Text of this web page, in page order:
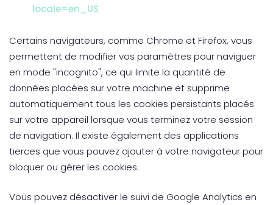
locale=en_US
Certains navigateurs, comme Chrome et Firefox, vous
permettent de modifier vos paramètres pour naviguer
en mode "incognito", ce qui limite la quantité de
données placées sur votre machine et supprime
automatiquement tous les cookies persistants placés
sur votre appareil lorsque vous terminez votre session
de navigation. Il existe également des applications
tierces que vous pouvez ajouter à votre navigateur pour
bloquer ou gérer les cookies.
Vous pouvez désactiver le suivi de Google Analytics en